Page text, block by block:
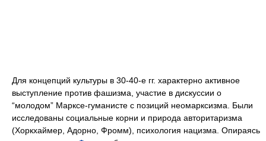
Для концепций культуры в 30-40-е гг. характерно активное
выступление против фашизма, участие в дискуссии о
“молодом” Марксе-гуманисте с позиций неомарксизма. Были
исследованы социальные корни и природа авторитаризма
(Хоркхаймер, Адорно, Фромм), психология нацизма. Опираясь